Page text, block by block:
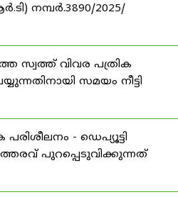
നമ്പർ.3890/2025/
സ്വത്ത് വിവര പത്രിക
സമയം നീട്ടി
- ഡെപ്യൂട്ടി
പുറപ്പെടുവിക്കുന്നത്